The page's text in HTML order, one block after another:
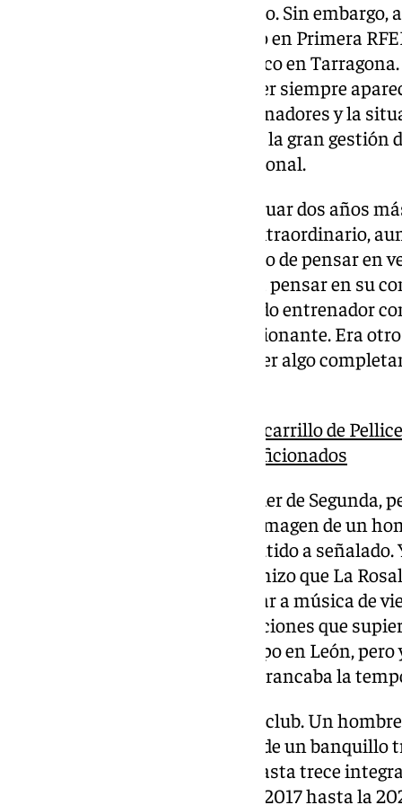
el banquillo, acabó descendiendo. Sin
darle las llaves del nuevo equipo en Primera
el cielo con aquel ascenso heroico en
detractores, la imagen de Pellicer siempre
que ya habían pasado dos entrenadores y la
también quedará en el recuerdo la gran
devolver al club al fútbol profesional.
Méritos suficientes para continuar dos años
pasada temporada a un nivel extraordinario,
hizo cuesta arriba. Era momento de pensar en
hechos -salvación-, lo lógico era pensar en su
Muñiz, se convirtió en el segundo entrenador
arrancó una pretemporada ilusionante. Era
jugadores y el futuro hacía prever algo
«Como un prófugo», el chascarrillo de
entre fotos y apoyo de los aficionados
En septiembre, el Málaga era líder de Segunda,
también lo hizo poco a poco la imagen de un
problema para su club. De discutido a
el Córdoba. Un cruel desenlace hizo que La
y eso, que para otros puede sonar a música de
malaguista e hizo unas declaraciones que
persona para comandar al equipo en León,
quedaba de aquel Pellicer que arrancaba la
Se marcha una leyenda viva del club. Un
balas y que supo salir indemne de un
Rosaleda. Sin contar a Sergio, hasta trece
sillón entre la temporada 2016-2017 hasta la